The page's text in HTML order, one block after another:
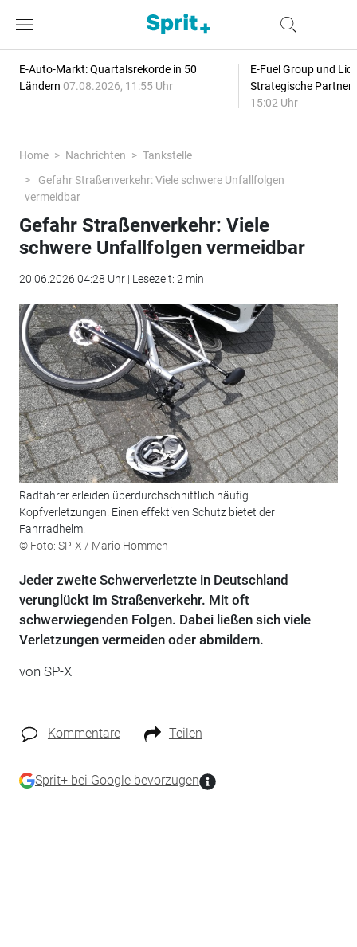
E-Auto-Markt: Quartalsrekorde in 50
Ländern 07.08.2026, 11:55 Uhr
E-Fuel Group und
Strategische
15:02 Uhr
Home Nachrichten
Tankstelle
Gefahr Straßenverkehr: Viele schwere Unfallfolgen
vermeidbar
Gefahr Straßenverkehr: Viele
schwere Unfallfolgen vermeidbar
20.06.2026 04:28 Uhr | Lesezeit: 2 min
Radfahrer erleiden überdurchschnittlich häufig
Kopfverletzungen. Einen effektiven Schutz bietet der
Fahrradhelm.
© Foto: SP-X / Mario Hommen
Jeder zweite Schwerverletzte in Deutschland
verunglückt im Straßenverkehr. Mit oft
schwerwiegenden Folgen. Dabei ließen sich viele
Verletzungen vermeiden oder abmildern.
von SP-X
Kommentare Teilen
Sprit+ bei Google bevorzugen